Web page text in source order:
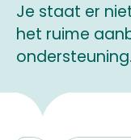
Je staat er
het ruime
ondersteuning.